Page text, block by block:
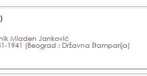
Mladen Janković
1941 (Beograd : Državna štamparija)